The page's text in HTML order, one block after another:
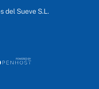
del Sueve S.L.